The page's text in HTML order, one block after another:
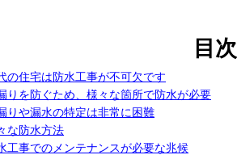
目次
の住宅は防水工事が不可欠です
りを防ぐため、様々な箇所で防水が必要
りや漏水の特定は非常に困難
な防水方法
工事でのメンテナンスが必要な兆候